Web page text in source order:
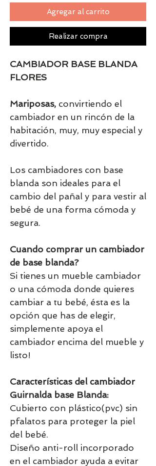
Agregar al carrito
Realizar compra
CAMBIADOR BASE BLANDA
FLORES
Mariposas, convirtiendo el
cambiador en un rincón de la
habitación, muy, muy especial y
divertido.
Los cambiadores con base
blanda son ideales para el
cambio del pañal y para vestir al
bebé de una forma cómoda y
segura.
Cuando comprar un cambiador
de base blanda?
Si tienes un mueble cambiador
o una cómoda donde quieres
cambiar a tu bebé, ésta es la
opción que has de elegir,
simplemente apoya el
cambiador encima del mueble y
listo!
Características del cambiador
Guirnalda base Blanda:
Cubierto con plástico(pvc) sin
pfalatos para proteger la piel
del bebé.
Diseño anti-roll incorporado
en el cambiador ayuda a evitar